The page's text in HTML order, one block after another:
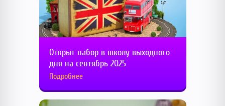
Открыт набор в школу выходного
дня на сентябрь 2025
Подробнее